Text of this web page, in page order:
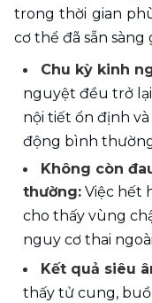
trong thời gian
cơ thể đã sẵn sàng
Chu kỳ kinh
nguyệt đều trở
nội tiết ổn định
động bình
Không còn
thường: Việc hết
cho thấy vùng
nguy cơ thai
Kết quả siêu
thấy tử cung,